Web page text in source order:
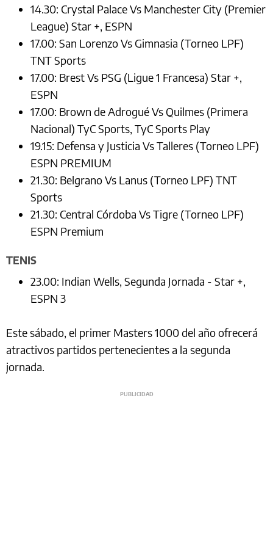
14.30: Crystal Palace Vs Manchester City (Premier
League) Star +, ESPN
17.00: San Lorenzo Vs Gimnasia (Torneo LPF)
TNT Sports
17.00: Brest Vs PSG (Ligue 1 Francesa) Star +,
ESPN
17.00: Brown de Adrogué Vs Quilmes (Primera
Nacional) TyC Sports, TyC Sports Play
19.15: Defensa y Justicia Vs Talleres (Torneo LPF)
ESPN PREMIUM
21.30: Belgrano Vs Lanus (Torneo LPF) TNT
Sports
21.30: Central Córdoba Vs Tigre (Torneo LPF)
ESPN Premium
TENIS
23.00: Indian Wells, Segunda Jornada - Star +,
ESPN 3
Este sábado, el primer Masters 1000 del año ofrecerá
atractivos partidos pertenecientes a la segunda
jornada.